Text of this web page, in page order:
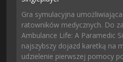
Gra symulacyjna
ratowników medycznych. Do
Ambulance Life: A Paramedic
najszybszy dojazd karetką na
udzielenie pierwszej pomocy